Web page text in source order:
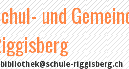
und
bibliothek@schule-riggisberg.ch